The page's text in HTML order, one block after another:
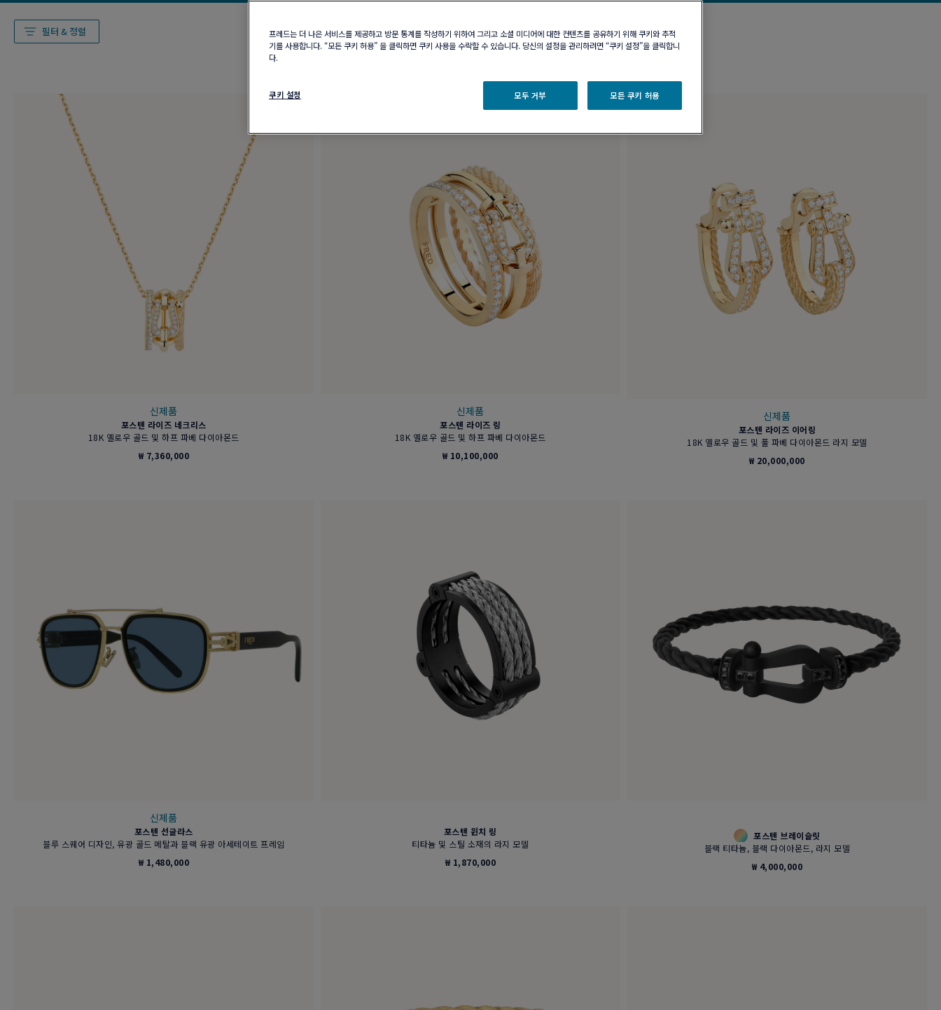
필터 & 정렬
신제품
포스텐 라이즈 네크리스
18K 옐로우 골드 및 하프 파베 다이아몬드
₩ 7,360,000
신제품
포스텐 라이즈 링
18K 옐로우 골드 및 하프 파베 다이아몬드
₩ 10,100,000
신제품
포스텐 라이즈 이어링
18K 옐로우 골드 및 풀 파베 다이아몬드 라지 모델
₩ 20,000,000
신제품
포스텐 선글라스
블루 스퀘어 디자인, 유광 골드 메탈과 블랙 유광 아세테이트 프레임
₩ 1,480,000
포스텐 윈치 링
티타늄 및 스틸 소재의 라지 모델
₩ 1,870,000
포스텐 브레이슬릿
블랙 티타늄, 블랙 다이아몬드, 라지 모델
₩ 4,000,000
프레드는 더 나은 서비스를 제공하고 방문 통계를 작성하기 위하여 그리고 소셜 미디어에 대한 컨텐츠를 공유하기 위해 쿠키와 추적
기를 사용합니다. “모든 쿠키 허용” 을 클릭하면 쿠키 사용을 수락할 수 있습니다. 당신의 설정을 관리하려면 “쿠키 설정”을 클릭합니
다.
쿠키 설정 모두 거부 모든 쿠키 허용